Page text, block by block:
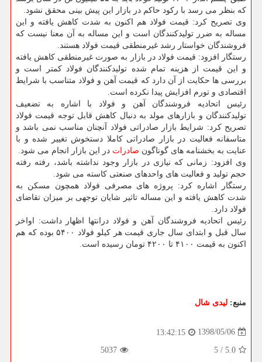
كه بنظر می رسد با ركود حاكم در بازار این پیش بینی محقق نشود.
وی تصریح كرد: قیمت فولاد هم اكنون به شدت كاهش یافته و این
مساله به ضرر تولیدكنندگان است و این مساله به آن معنا نیست كه
فروشندگان خواستار رشد غیرمنطقی قیمت فولاد هستند.
رستگار افزود: قیمت فولاد در بازار به صورت غیرمنطقی كاهش یافته
و این قیمت از هزینه تمام شده تولیدكنندگان فولاد كمتر است و
بررسی ها حكایت از آن دارد كه قیمت آهن و فولاد متناسب با شرایط
اقتصادی و تورم افزایش پیدا نكرده است.
رئیس اتحادیه فروشندگان آهن و فولاد با اشاره به تضعیف
تولیدكنندگان و بازارهای مولد به دنبال كاهش قابل توجه قیمت فولاد
تصریح كرد: شرایط بازار صادراتی فولاد آنچنان مناسب نمی باشد و
متاسفانه فعالیت در بازار صادراتی كاملا دستخوش تغییر شده و با
عنایت به بخشنامه های گوناگون صادرات در این بازار انجام می شود.
وی افزود: زمانی كه نیازی در بازار وجود نداشته باشد، رفته رفته
حجم تولید و فعالیت های واحدهای صنعتی كاسته می شود.
رستگار اشاره كرد: پروژه های مصرفی فولاد همچون مسكن به
شدت كاهش یافته و این مساله تاثیر شایان توجهی بر میزان تقاضای
فولاد دارد.
رئیس اتحادیه فروشندگان آهن و فولاد درانتها اظهار داشت: اواخر
سال قبل و ابتدای سال جاری قیمت هر كیلو فولاد ۵۴۰۰ بوده كه هم
اكنون به قیمت ۴۱۰۰ تا ۴۲۰۰ تومان رسیده است.
منبع: لیدی شال
1398/05/06
13:42:15
5.0
/
5
5037